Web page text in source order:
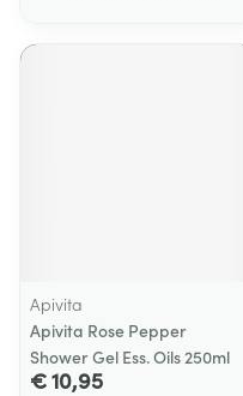
Apivita
Apivita Rose Pepper
Shower Gel Ess. Oils 250ml
€ 10,95